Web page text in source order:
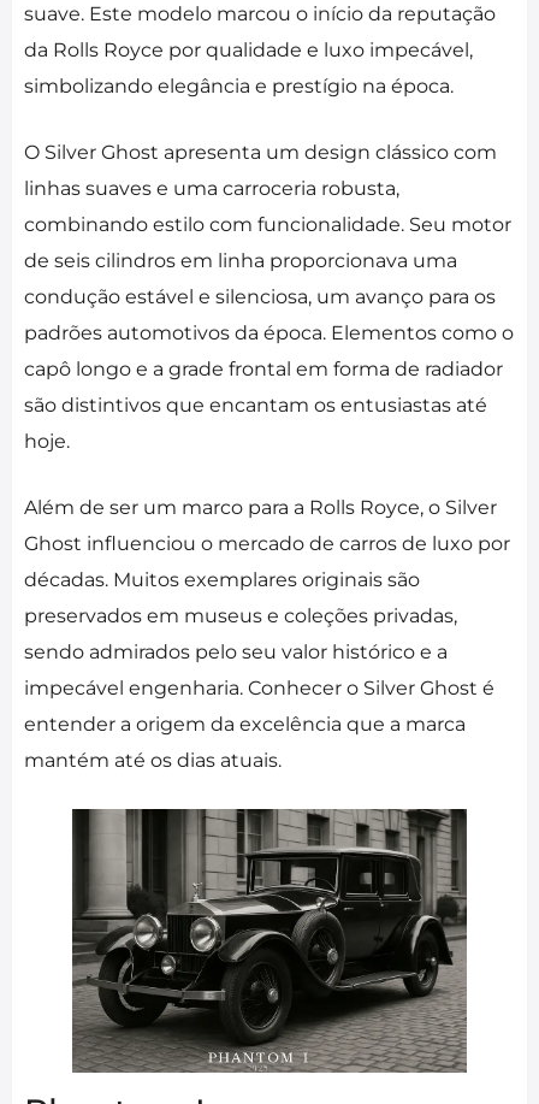
suave. Este modelo marcou o início da reputação
da Rolls Royce por qualidade e luxo impecável,
simbolizando elegância e prestígio na época.
O Silver Ghost apresenta um design clássico com
linhas suaves e uma carroceria robusta,
combinando estilo com funcionalidade. Seu motor
de seis cilindros em linha proporcionava uma
condução estável e silenciosa, um avanço para os
padrões automotivos da época. Elementos como o
capô longo e a grade frontal em forma de radiador
são distintivos que encantam os entusiastas até
hoje.
Além de ser um marco para a Rolls Royce, o Silver
Ghost influenciou o mercado de carros de luxo por
décadas. Muitos exemplares originais são
preservados em museus e coleções privadas,
sendo admirados pelo seu valor histórico e a
impecável engenharia. Conhecer o Silver Ghost é
entender a origem da excelência que a marca
mantém até os dias atuais.